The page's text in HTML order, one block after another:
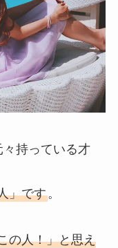
持っている才
」です。
の人！」と思え